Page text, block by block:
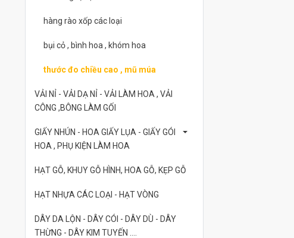
hàng rào xốp các loại
bụi cỏ , bình hoa , khóm hoa
thước đo chiều cao , mũ múa
VẢI NỈ - VẢI DẠ NỈ - VẢI LÀM HOA , VẢI
CÔNG ,BÔNG LÀM GỐI
GIẤY NHÚN - HOA GIẤY LỤA - GIẤY GÓI
HOA , PHỤ KIỆN LÀM HOA
HẠT GỖ, KHUY GỖ HÌNH, HOA GỖ, KẸP GỖ
HẠT NHỰA CÁC LOẠI - HẠT VÒNG
DÂY DA LỘN - DÂY CÓI - DÂY DÙ - DÂY
THỪNG - DÂY KIM TUYẾN ....